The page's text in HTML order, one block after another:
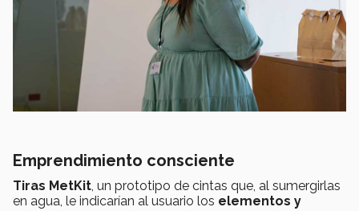
Emprendimiento consciente
Tiras MetKit, un prototipo de cintas que, al sumergirlas
en agua, le indicarían al usuario los elementos y